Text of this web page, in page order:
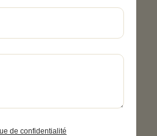
de confidentialité